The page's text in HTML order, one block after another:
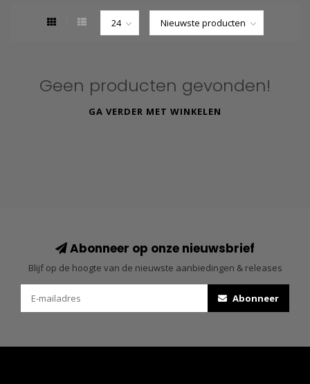
Geen producten gevonden!
GA VERDER MET WINKELEN
Abonneer op onze nieuwsbrief
Blijf op de hoogte van de nieuwste aanbiedingen & releases
Abonneer